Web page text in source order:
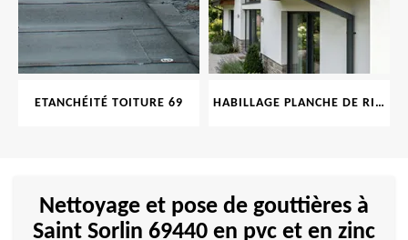
ETANCHÉITÉ TOITURE 69 HABILLAGE PLANCHE DE RIVE 69
Nettoyage et pose de gouttières à
Saint Sorlin 69440 en pvc et en zinc